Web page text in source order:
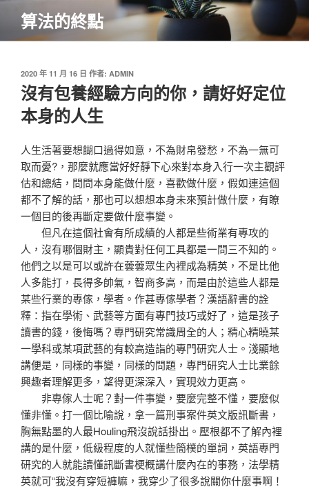
主
算法的終點
發
佈
於
2020 年 11 月 16 日 作者: ADMIN
沒有包養經驗方向的你，請好好定位
本身的人生
人生活著要想餬口過得如意，不為財帛發愁，不為一無可
取而憂?，那麼就應當好好靜下心來對本身入行一次主觀評
估和總結，問問本身能做什麼，喜歡做什麼，假如連這個
都不了解的話，那也可以想想本身未來預計做什麼，有瞭
一個目的後再斷定要做什麼事變。
但凡在這個社會有所成績的人都是些術業有專攻的
人，沒有哪個財主，顯貴對任何工具都是一問三不知的。
他們之以是可以或許在蕓蕓眾生內裡成為精英，不是比他
人多能打，長得多帥氣，智商多高，而是由於這些人都是
某些行業的專傢，學者。作甚專傢學者？漢語辭書的詮
釋：指在學術、武藝等方面有專門技巧或好了，這是孩子
讀書的錢，後悔嗎？專門研究常識周全的人；精心精曉某
一學科或某項武藝的有較高造詣的專門研究人士。淺顯地
講便是，同樣的事變，同樣的問題，專門研究人士比業餘
興趣者理解更多，望得更深深入，實現效力更高。
非專傢人士呢？對一件事變，要麼完整不懂，要麼似
懂非懂。打一個比喻說，拿一篇刑事案件英文版訊斷書，
胸無點墨的人最Houling飛沒說話掛出。壓根都不了解內裡
講的是什麼，低級程度的人就懂些簡樸的單詞，英語專門
研究的人就能讀懂訊斷書梗概講什麼內在的事務，法學精
英就可“我沒有穿短褲嘛，我穿少了很多說關你什麼事啊！